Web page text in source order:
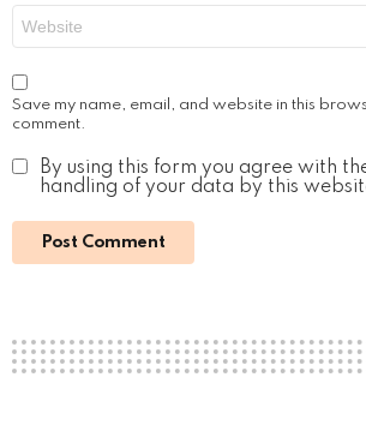
Save my name, email, and website in this
comment.
By using this form you agree with
handling of your data by this